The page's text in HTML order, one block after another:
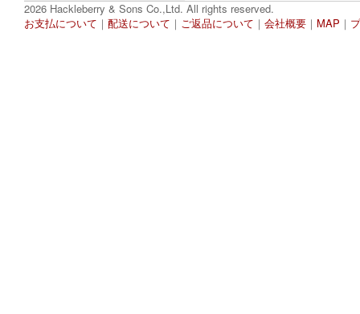
2026 Hackleberry & Sons Co.,Ltd. All rights reserved.
お支払について ｜ 配送について ｜ ご返品について ｜ 会社概要 ｜ MAP ｜